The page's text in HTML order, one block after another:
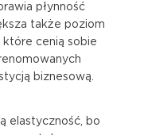
płynność
także poziom
które cenią sobie
biznesową.
elastyczność, bo